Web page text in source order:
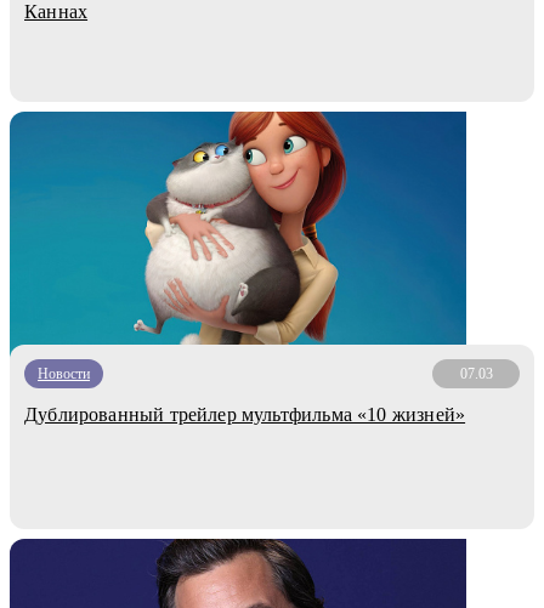
Каннах
Новости 07.03
Дублированный трейлер мультфильма «10 жизней»